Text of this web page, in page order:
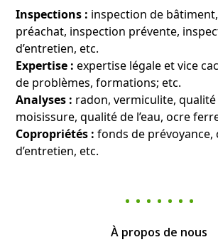
Inspections : inspection de
préachat, inspection prévente,
d’entretien, etc.
Expertise :expertise légale et vice
de problèmes, formations; etc.
Analyses : radon, vermiculite, qualité
moisissure, qualité de l’eau, ocre
Copropriétés : fonds de prévoyance,
d’entretien, etc.
À propos de nous